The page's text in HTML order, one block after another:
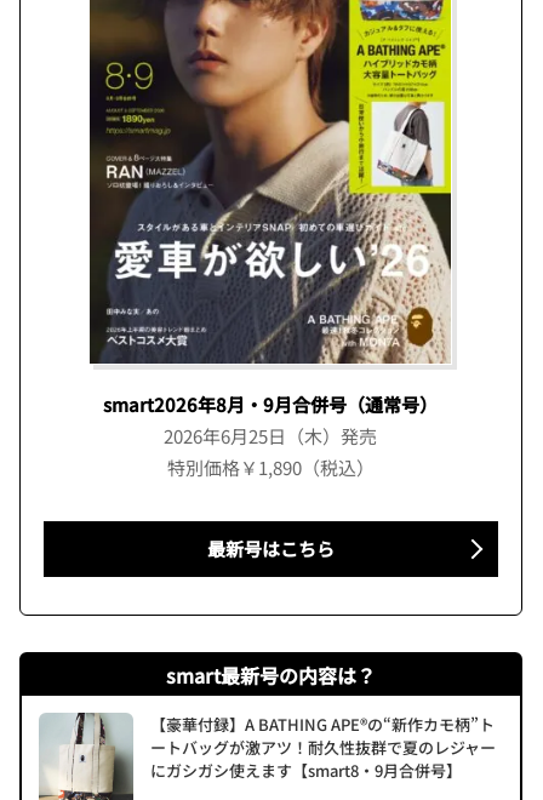
smart2026年8月・9月合併号（通常号）
2026年6月25日（木）発売
特別価格￥1,890（税込）
最新号はこちら
smart最新号の内容は？
【豪華付録】A BATHING APE®の“新作カモ柄”ト
ートバッグが激アツ！耐久性抜群で夏のレジャー
にガシガシ使えます【smart8・9月合併号】